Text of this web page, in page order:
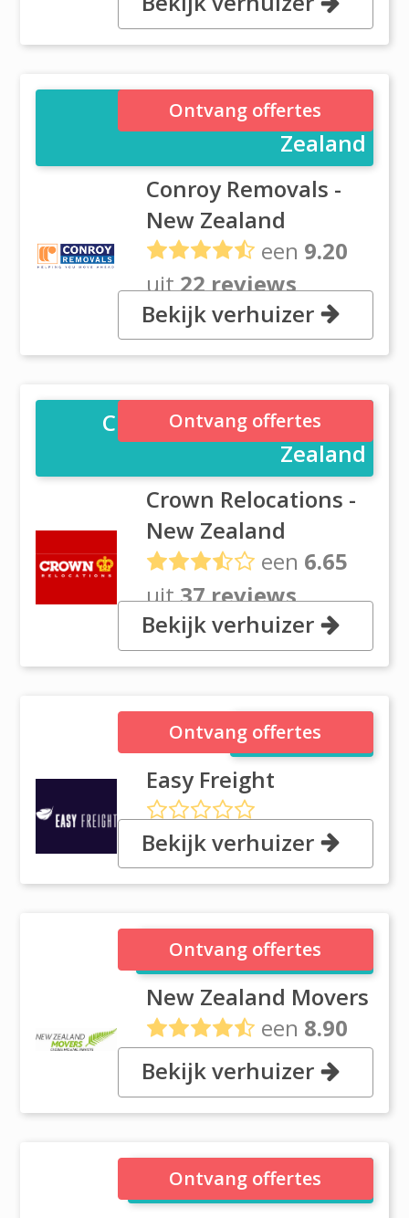
Auckland
Conroy Removals - New
Zealand
Conroy Removals -
New Zealand
een 9.20
uit22 reviews
7 Airpark Drive, Mangere, 2022
Auckland
Ontvang offertes
Bekijk verhuizer
Crown Relocations - New
Zealand
Crown Relocations -
New Zealand
een 6.65
uit37 reviews
200 bushroad, Albany, 0632
Auckland
Ontvang offertes
Bekijk verhuizer
Easy Freight
Easy Freight
597 Rosebank Rd, Avondale,
1026 Auckland
Ontvang offertes
Bekijk verhuizer
New Zealand Movers
New Zealand Movers
een 8.90
uit10 reviews
41 Pavillion Drive, 2150 Auckland
Ontvang offertes
Bekijk verhuizer
The Moving Company
Ontvang offertes